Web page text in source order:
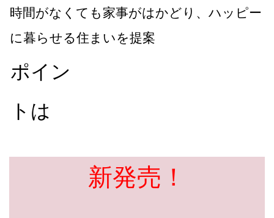
時間がなくても家事がはかどり、ハッピー
に暮らせる住まいを提案
ポイン
トは
新発売！